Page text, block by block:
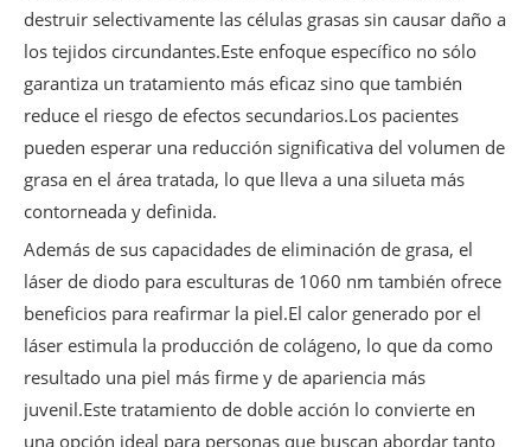
destruir selectivamente las células grasas sin causar daño a
los tejidos circundantes.Este enfoque específico no sólo
garantiza un tratamiento más eficaz sino que también
reduce el riesgo de efectos secundarios.Los pacientes
pueden esperar una reducción significativa del volumen de
grasa en el área tratada, lo que lleva a una silueta más
contorneada y definida.
Además de sus capacidades de eliminación de grasa, el
láser de diodo para esculturas de 1060 nm también ofrece
beneficios para reafirmar la piel.El calor generado por el
láser estimula la producción de colágeno, lo que da como
resultado una piel más firme y de apariencia más
juvenil.Este tratamiento de doble acción lo convierte en
una opción ideal para personas que buscan abordar tanto